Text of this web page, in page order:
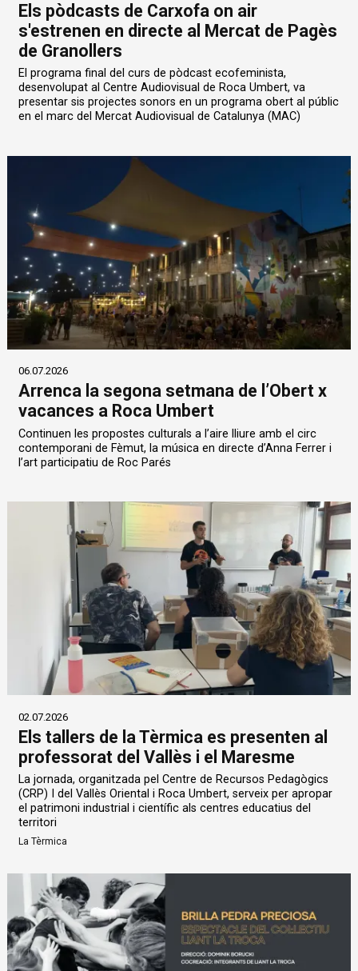
Els pòdcasts de Carxofa on air
s'estrenen en directe al Mercat de Pagès
de Granollers
El programa final del curs de pòdcast ecofeminista,
desenvolupat al Centre Audiovisual de Roca Umbert, va
presentar sis projectes sonors en un programa obert al públic
en el marc del Mercat Audiovisual de Catalunya (MAC)
06.07.2026
Arrenca la segona setmana de l’Obert x
vacances a Roca Umbert
Continuen les propostes culturals a l’aire lliure amb el circ
contemporani de Fèmut, la música en directe d’Anna Ferrer i
l’art participatiu de Roc Parés
02.07.2026
Els tallers de la Tèrmica es presenten al
professorat del Vallès i el Maresme
La jornada, organitzada pel Centre de Recursos Pedagògics
(CRP) I del Vallès Oriental i Roca Umbert, serveix per apropar
el patrimoni industrial i científic als centres educatius del
territori
La Tèrmica